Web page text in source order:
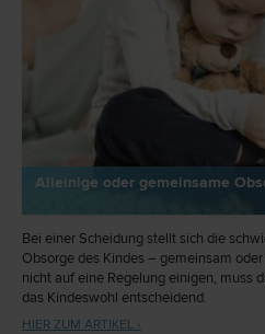
Alleinige oder gemeinsame
Bei einer Scheidung stellt sich die
Obsorge des Kindes – gemeinsam
nicht auf eine Regelung einigen, muss
das Kindeswohl entscheidend.
HIER ZUM ARTIKEL ›